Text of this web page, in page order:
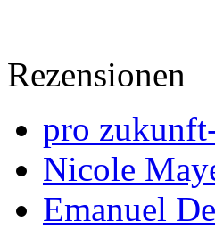
Rezensionen
pro
Nicole
Emanuel